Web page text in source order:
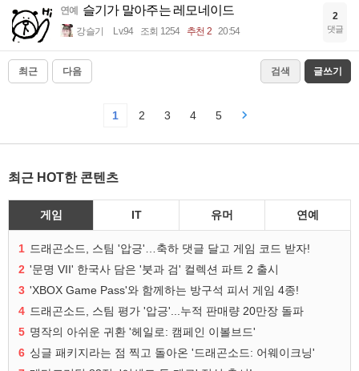
연예 슬기가 말아주는 레모네이드
강슬기 Lv.94 조회 1254 추천 2 20:54
2
댓글
최근 다음 검색 글쓰기
1 2 3 4 5
최근 HOT한 콘텐츠
게임 IT 유머 연예
1 드래곤소드, 스팀 '압긍'…축하 댓글 달고 게임 코드 받자!
2 '문명 VII' 한국사 담은 '붓과 검' 컬렉션 파트 2 출시
3 'XBOX Game Pass'와 함께하는 방구석 피서 게임 4종!
4 드래곤소드, 스팀 평가 '압긍'...누적 판매량 20만장 돌파
5 명작의 아쉬운 귀환 '헤일로: 캠페인 이볼브드'
6 싱글 패키지라는 점 찍고 돌아온 '드래곤소드: 어웨이크닝'